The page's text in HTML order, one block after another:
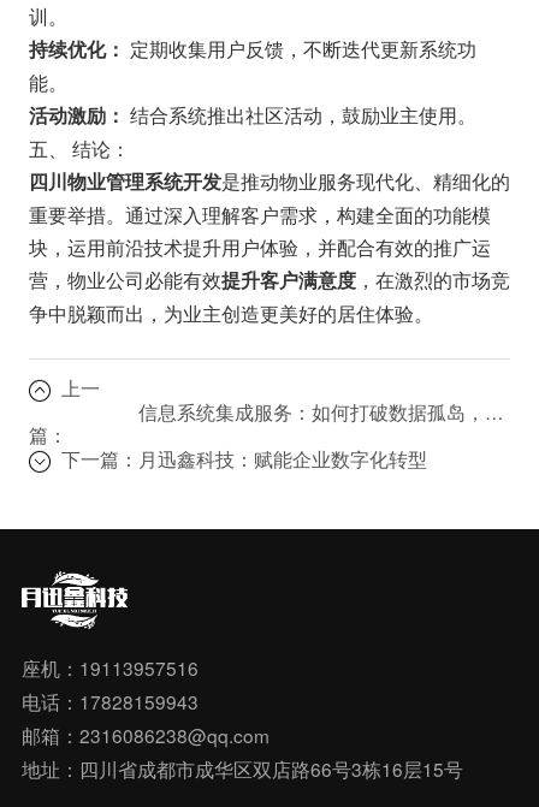
训。
持续优化： 定期收集用户反馈，不断迭代更新系统功
能。
活动激励： 结合系统推出社区活动，鼓励业主使用。
五、 结论：
四川物业管理系统开发是推动物业服务现代化、精细化的
重要举措。通过深入理解客户需求，构建全面的功能模
块，运用前沿技术提升用户体验，并配合有效的推广运
营，物业公司必能有效提升客户满意度，在激烈的市场竞
争中脱颖而出，为业主创造更美好的居住体验。
上一
篇：
信息系统集成服务：如何打破数据孤岛，实现无缝连接？
下一篇： 月迅鑫科技：赋能企业数字化转型
座机：19113957516
电话：17828159943
邮箱：2316086238@qq.com
地址：四川省成都市成华区双店路66号3栋16层15号